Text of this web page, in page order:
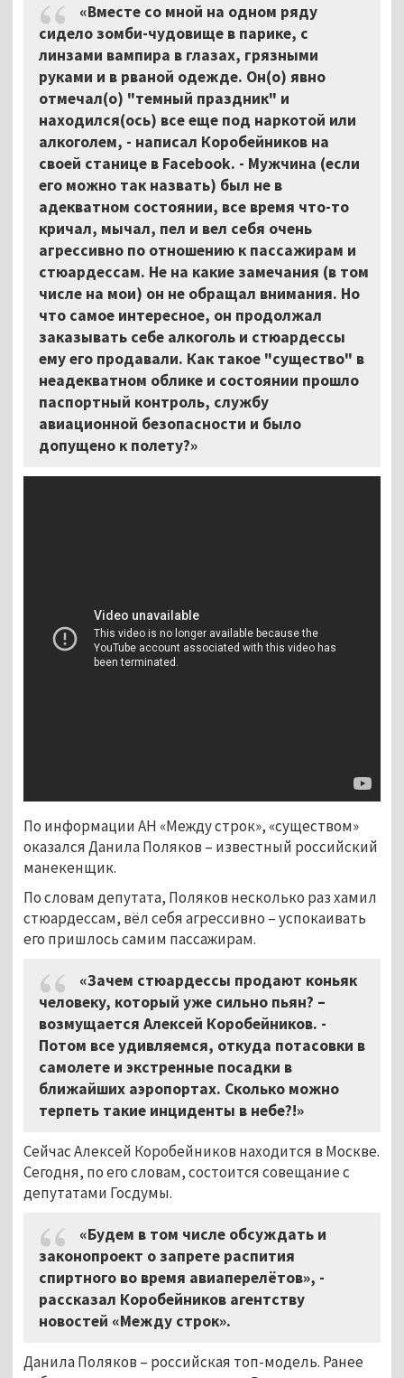
«Вместе со мной на одном ряду
сидело зомби-чудовище в парике, с
линзами вампира в глазах, грязными
руками и в рваной одежде. Он(о) явно
отмечал(о) "темный праздник" и
находился(ось) все еще под наркотой или
алкоголем, - написал Коробейников на
своей станице в Facebook. - Мужчина (если
его можно так назвать) был не в
адекватном состоянии, все время что-то
кричал, мычал, пел и вел себя очень
агрессивно по отношению к пассажирам и
стюардессам. Не на какие замечания (в том
числе на мои) он не обращал внимания. Но
что самое интересное, он продолжал
заказывать себе алкоголь и стюардессы
ему его продавали. Как такое "существо" в
неадекватном облике и состоянии прошло
паспортный контроль, службу
авиационной безопасности и было
допущено к полету?»
По информации АН «Между строк», «существом»
оказался Данила Поляков – известный российский
манекенщик.
По словам депутата, Поляков несколько раз хамил
стюардессам, вёл себя агрессивно – успокаивать
его пришлось самим пассажирам.
«Зачем стюардессы продают коньяк
человеку, который уже сильно пьян? –
возмущается Алексей Коробейников. -
Потом все удивляемся, откуда потасовки в
самолете и экстренные посадки в
ближайших аэропортах. Сколько можно
терпеть такие инциденты в небе?!»
Сейчас Алексей Коробейников находится в Москве.
Сегодня, по его словам, состоится совещание с
депутатами Госдумы.
«Будем в том числе обсуждать и
законопроект о запрете распития
спиртного во время авиаперелётов», -
рассказал Коробейников агентству
новостей «Между строк».
Данила Поляков – российская топ-модель. Ранее